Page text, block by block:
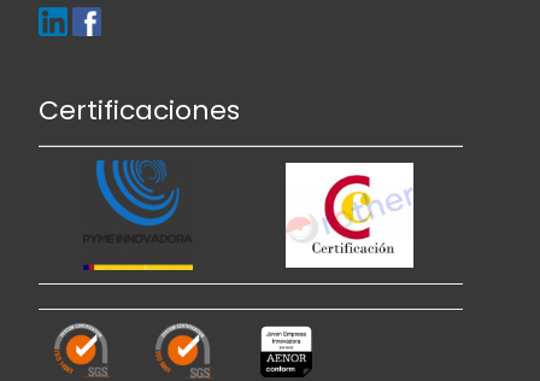
Certificaciones